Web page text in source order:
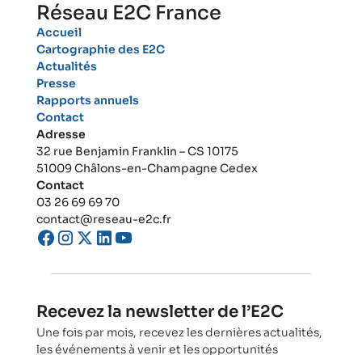
Réseau E2C France
Accueil
Cartographie des E2C
Actualités
Presse
Rapports annuels
Contact
Adresse
32 rue Benjamin Franklin – CS 10175
51009 Châlons-en-Champagne Cedex
Contact
03 26 69 69 70
contact@reseau-e2c.fr
Recevez la newsletter de l’E2C
Une fois par mois, recevez les dernières actualités,
les événements à venir et les opportunités